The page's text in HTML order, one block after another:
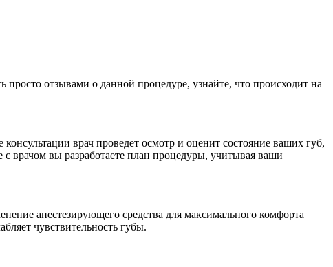
отзывами о данной процедуре, узнайте, что происходит на
врач проведет осмотр и оценит состояние ваших губ,
врачом вы разработаете план процедуры, учитывая ваши
анестезирующего средства для максимального комфорта
чувствительность губы.